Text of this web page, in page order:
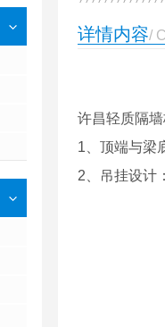
详情内容/
许昌轻质隔墙
1、顶端与梁
2、吊挂设计